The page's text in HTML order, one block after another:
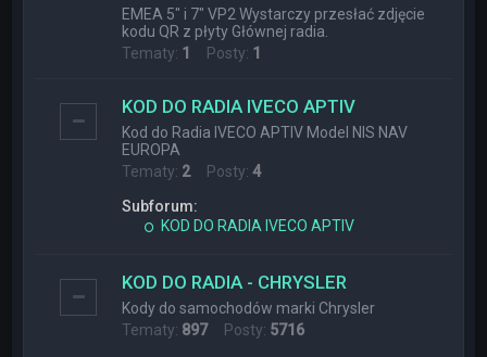
EMEA 5" i 7" VP2 Wystarczy przesłać zdjęcie
kodu QR z płyty Głównej radia.
Tematy: 1 Posty: 1
KOD DO RADIA IVECO APTIV
Kod do Radia IVECO APTIV Model NIS NAV
EUROPA
Tematy: 2Posty:4
Subforum:
KOD DO RADIA IVECO APTIV
KOD DO RADIA - CHRYSLER
Kody do samochodów marki Chrysler
Tematy: 897Posty: 5716